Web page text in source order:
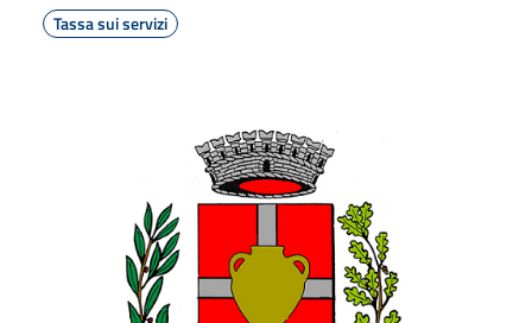
Tassa sui servizi